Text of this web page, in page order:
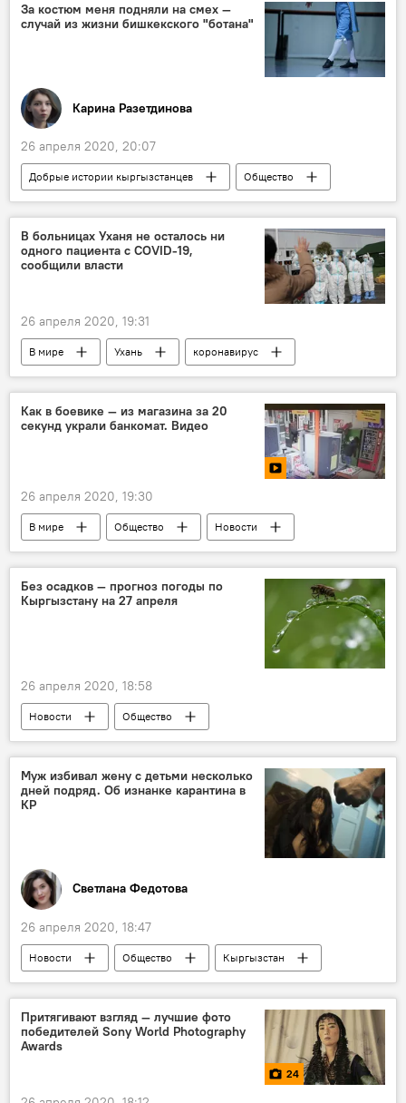
Египет
встреча любовь
За костюм меня подняли на смех —
случай из жизни бишкекского "ботана"
Карина Разетдинова
26 апреля 2020, 20:07
Добрые истории кыргызстанцев
Общество
Кыргызстан
Бишкек
школа
отношения
конкурс
костюмы
образ
В больницах Уханя не осталось ни
одного пациента с COVID-19,
сообщили власти
26 апреля 2020, 19:31
В мире Ухань
коронавирус
выздоровление
пациент
Распространение нового коронавируса COVID-19 в мире
Новости
Общество
Как в боевике — из магазина за 20
секунд украли банкомат. Видео
26 апреля 2020, 19:30
В мире Общество
Новости
Урал
банкомат
похищение
Без осадков — прогноз погоды по
Кыргызстану на 27 апреля
26 апреля 2020, 18:58
Новости
Общество
Прогноз погоды по Кыргызстану
Муж избивал жену с детьми несколько
дней подряд. Об изнанке карантина в
КР
Светлана Федотова
26 апреля 2020, 18:47
Новости Общество
Кыргызстан
фонд
благотворительность
Притягивают взгляд — лучшие фото
победителей Sony World Photography
Awards
24